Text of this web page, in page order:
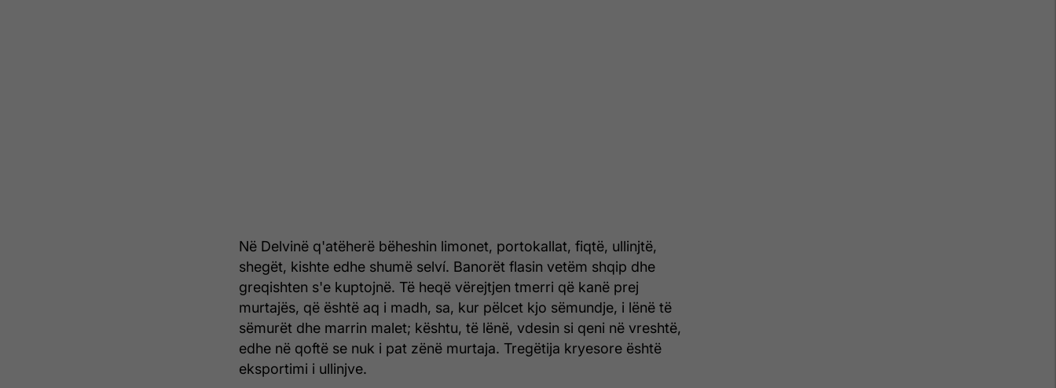
Në Delvinë q'atëherë bëheshin limonet, portokallat, fiqtë, ullinjtë,
shegët, kishte edhe shumë selví. Banorët flasin vetëm shqip dhe
greqishten s'e kuptojnë. Të heqë vërejtjen tmerri që kanë prej
murtajës, që është aq i madh, sa, kur pëlcet kjo sëmundje, i lënë të
sëmurët dhe marrin malet; kështu, të lënë, vdesin si qeni në vreshtë,
edhe në qoftë se nuk i pat zënë murtaja. Tregëtija kryesore është
eksportimi i ullinjve.